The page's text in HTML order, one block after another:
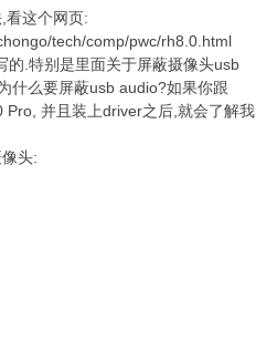
看这个网页:
tech/comp/pwc/rh8.0.html
的.特别是里面关于屏蔽摄像头usb
什么要屏蔽usb audio?如果你跟
Pro, 并且装上driver之后,就会了解我
头: